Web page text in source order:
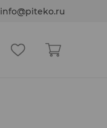
info@piteko.ru